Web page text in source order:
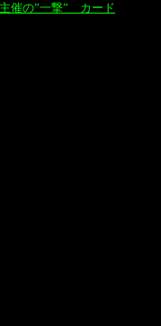
催の”一撃” カード